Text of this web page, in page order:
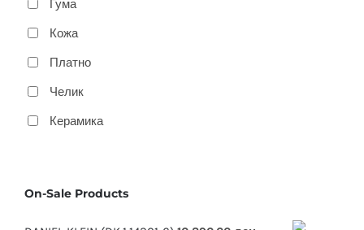
Гума
Кожа
Платно
Челик
Керамика
On-Sale Products